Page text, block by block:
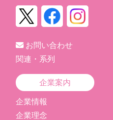
お問い合わせ
関連・系列
企業案内
企業情報
企業理念